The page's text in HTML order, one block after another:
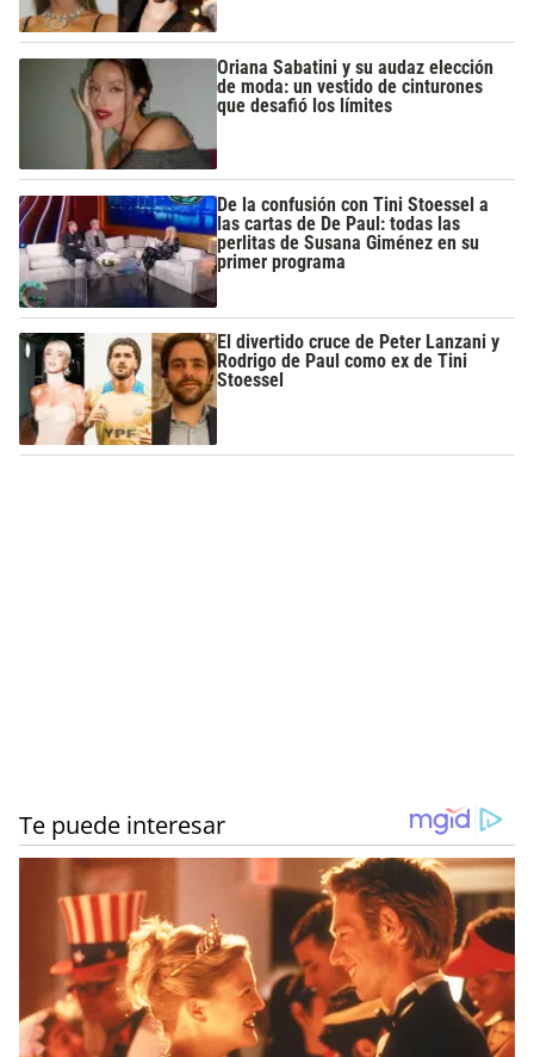
Oriana Sabatini y su audaz elección
de moda: un vestido de cinturones
que desafió los límites
De la confusión con Tini Stoessel a
las cartas de De Paul: todas las
perlitas de Susana Giménez en su
primer programa
El divertido cruce de Peter Lanzani y
Rodrigo de Paul como ex de Tini
Stoessel